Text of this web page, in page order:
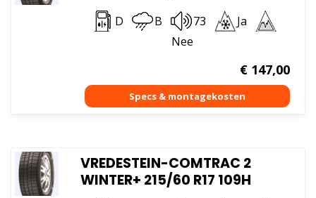
D B 73
Ja
Nee
€147,00
VREDESTEIN-COMTRAC 2
WINTER+ 215/60 R17 109H